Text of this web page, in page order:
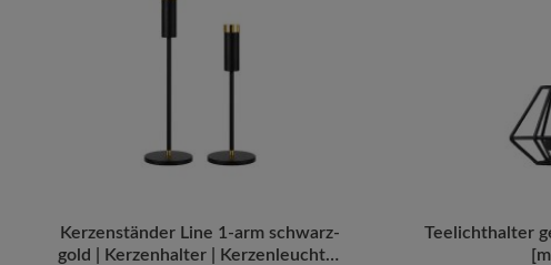
Kerzenständer Line 1-arm schwarz-
gold | Kerzenhalter | Kerzenleuchter
Produkt
Teelichthalter